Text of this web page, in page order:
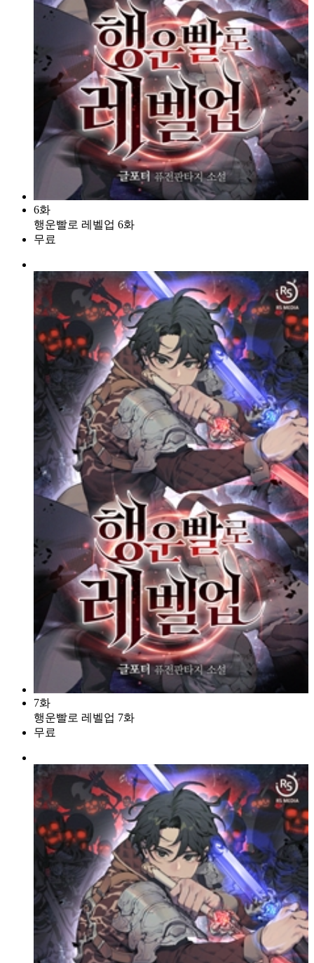
6화
행운빨로 레벨업 6화
무료
7화
행운빨로 레벨업 7화
무료